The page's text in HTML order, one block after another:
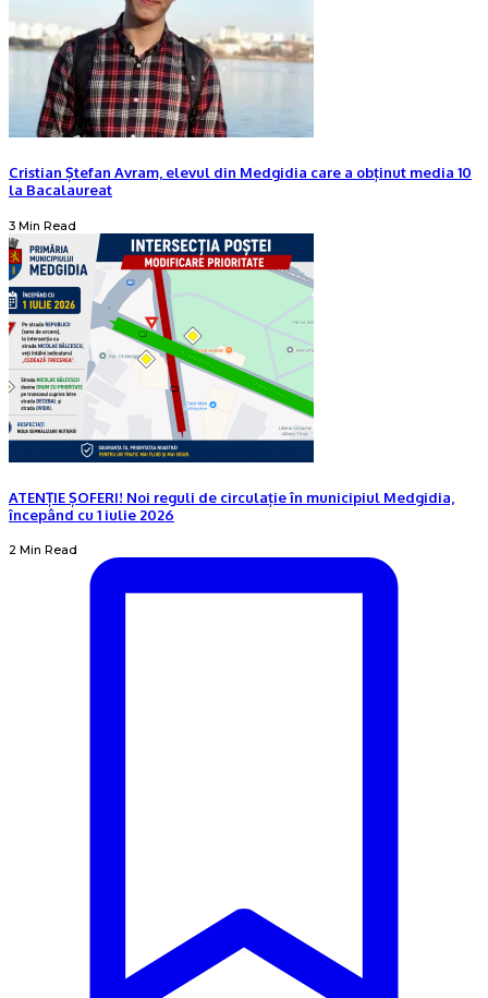
Cristian Ștefan Avram, elevul din Medgidia care a obținut media 10
la Bacalaureat
3 Min Read
ATENȚIE ȘOFERI! Noi reguli de circulație în municipiul Medgidia,
începând cu 1 iulie 2026
2 Min Read